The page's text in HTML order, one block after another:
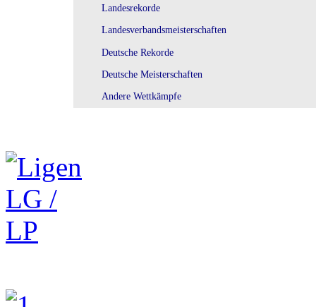
Landesrekorde
Landesverbandsmeisterschaften
Deutsche Rekorde
Deutsche Meisterschaften
Andere Wettkämpfe